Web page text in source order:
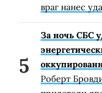
враг нанес
За ночь СБС
Роберт